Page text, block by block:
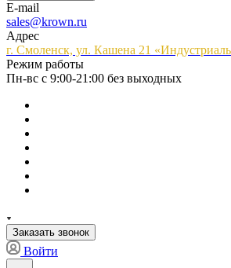
E-mail
sales@krown.ru
Адрес
г. Смоленск, ул. Кашена 21
Режим работы
Пн-вс с 9:00-21:00 без выходных
Заказать звонок
Войти